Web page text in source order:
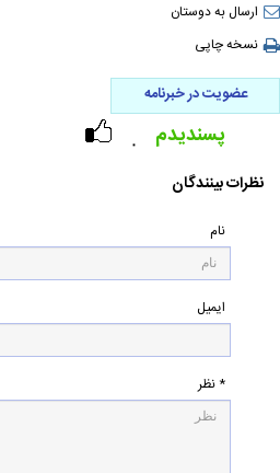
ارسال به دوستان
نسخه چاپی
عضویت در خبرنامه
۰ پسندیدم
نظرات بینندگان
نام
ایمیل
* نظر